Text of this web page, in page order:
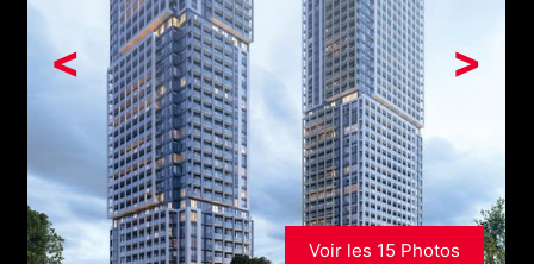
>
<
Voir les 15 Photos